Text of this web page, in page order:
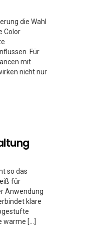
die Wahl
Color
Für
mit
nicht nur
so das
für
Anwendung
klare
[…]